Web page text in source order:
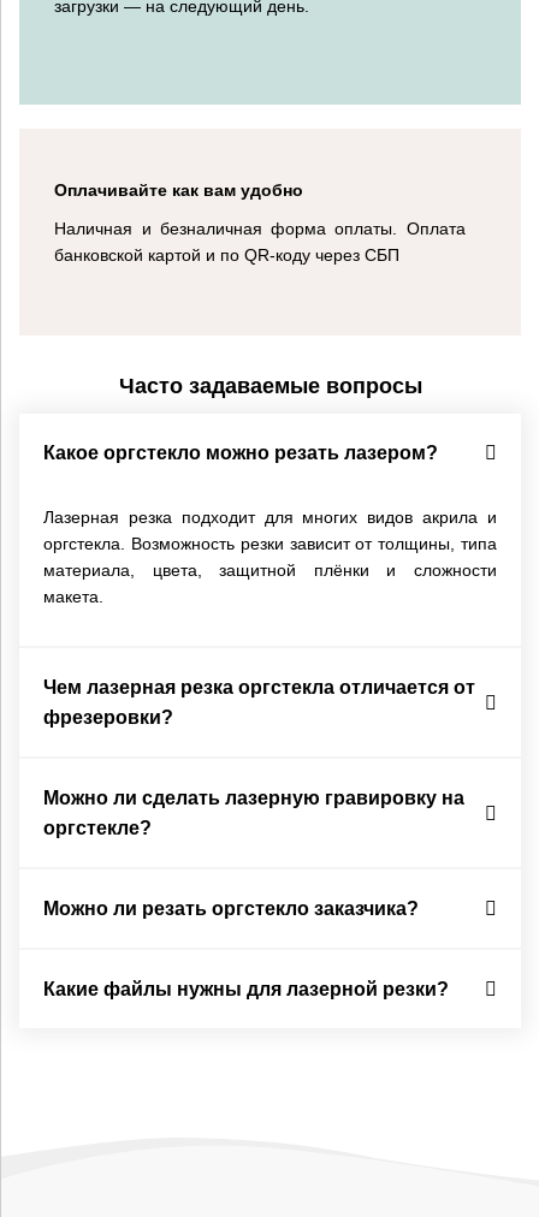
загрузки — на следующий день.
Оплачивайте как вам удобно
Наличная и безналичная форма оплаты. Оплата
банковской картой и по QR-коду через СБП
Часто задаваемые вопросы
Какое оргстекло можно резать лазером?
Лазерная резка подходит для многих видов акрила и
оргстекла. Возможность резки зависит от толщины, типа
материала, цвета, защитной плёнки и сложности
макета.
Чем лазерная резка оргстекла отличается от
фрезеровки?
Можно ли сделать лазерную гравировку на
оргстекле?
Можно ли резать оргстекло заказчика?
Какие файлы нужны для лазерной резки?